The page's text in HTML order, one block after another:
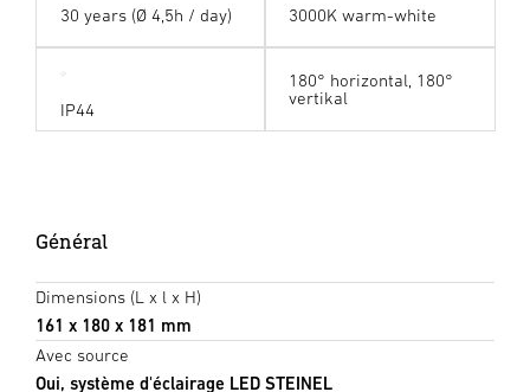
30 years (Ø 4,5h / day) 3000K warm-white
IP44
180° horizontal, 180°
vertikal
Général
Dimensions (L x l x H)
161 x 180 x 181 mm
Avec source
Oui, système d'éclairage LED STEINEL